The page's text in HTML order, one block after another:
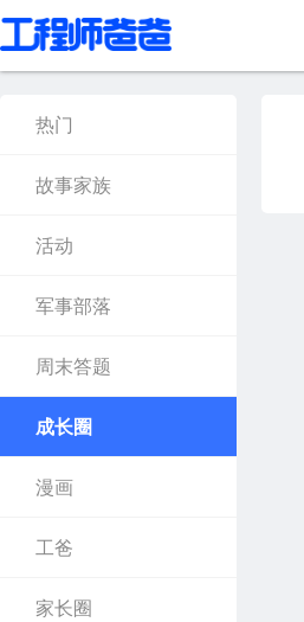
热门
故事家族
活动
军事部落
周末答题
成长圈
漫画
工爸
家长圈